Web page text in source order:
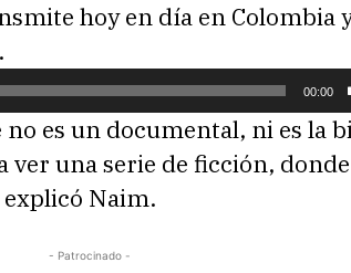
hoy en día en Colombia
00:00
no es un documental, ni es la
ver una serie de ficción,
Naim.
- Patrocinado -